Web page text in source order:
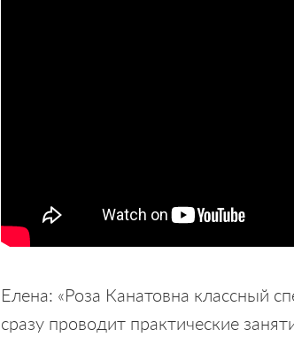
Елена: «Роза Канатовна классный
сразу проводит практические